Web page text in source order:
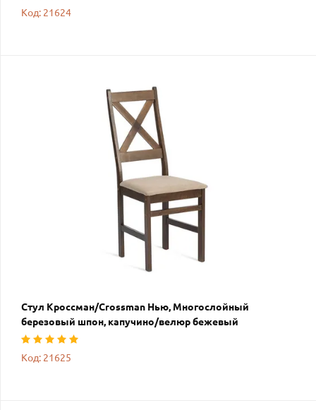
Код: 21624
Стул Кроссман/Crossman Нью, Многослойный
березовый шпон, капучино/велюр бежевый
Код: 21625